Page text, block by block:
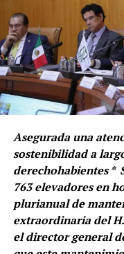
Asegurada una
sostenibilidad a
derechohabientes *
763 elevadores en
plurianual de
extraordinaria del
el director general